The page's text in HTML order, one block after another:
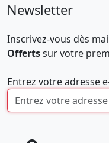
Newsletter
Inscrivez-vous dès
Offertssur votre
Entrez votre adresse